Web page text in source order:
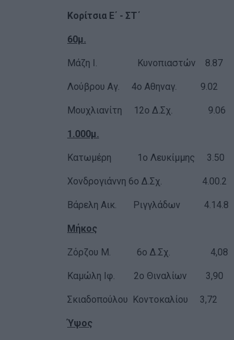
Κορίτσια Ε΄ - ΣΤ΄
60μ.
Μάζη Ι. Κυνοπιαστών 8.87
Λούβρου Αγ. 4ο Αθηναγ. 9.02
Μουχλιανίτη 12ο Δ.Σχ. 9.06
1.000μ.
Κατωμέρη 1ο Λευκίμμης 3.50
Χονδρογιάννη 6ο Δ.Σχ. 4.00.2
Βάρελη Αικ. Ριγγλάδων 4.14.8
Μήκος
Ζόρζου Μ. 6ο Δ.Σχ. 4,08
Καμώλη Ιφ. 2ο Θιναλίων 3,90
Σκιαδοπούλου Κοντοκαλίου 3,72
Ύψος